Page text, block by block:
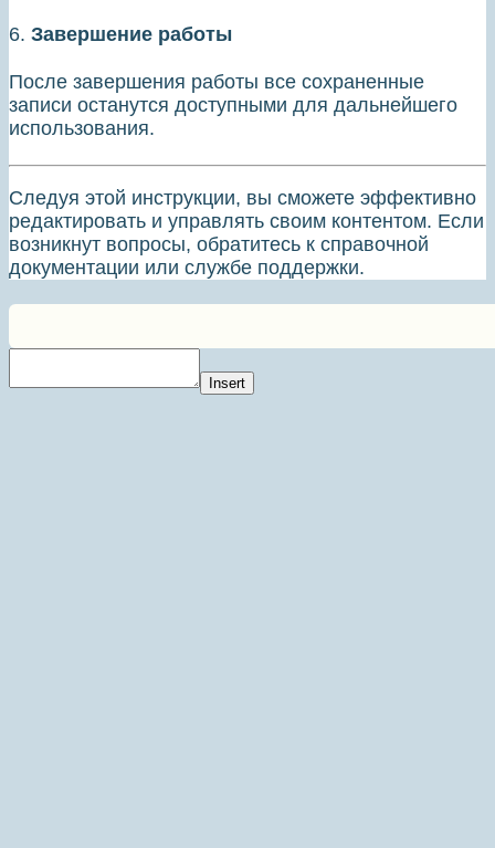
6. Завершение работы
После завершения работы все сохраненные
записи останутся доступными для дальнейшего
использования.
Следуя этой инструкции, вы сможете эффективно
редактировать и управлять своим контентом. Если
возникнут вопросы, обратитесь к справочной
документации или службе поддержки.
Insert